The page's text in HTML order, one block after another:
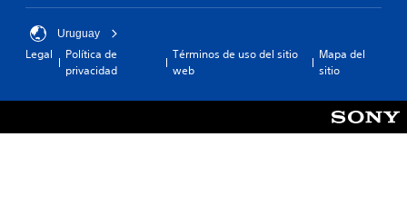
Uruguay
Legal
Política de
privacidad
Términos de uso del sitio
web
Mapa del
sitio